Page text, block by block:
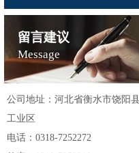
留言建议
Message
公司地址：河北省衡水市饶阳
工业区
电话：0318-7252272